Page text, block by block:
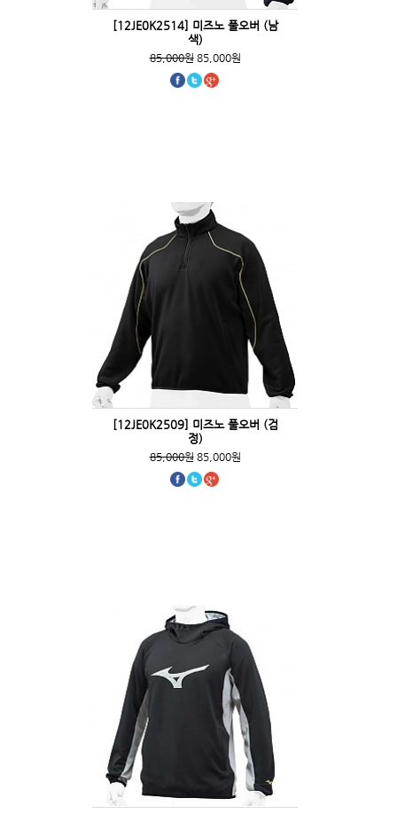
[12JE0K2514] 미즈노 풀오버 (남
색)
85,000원85,000원
[12JE0K2509] 미즈노 풀오버 (검
정)
85,000원85,000원